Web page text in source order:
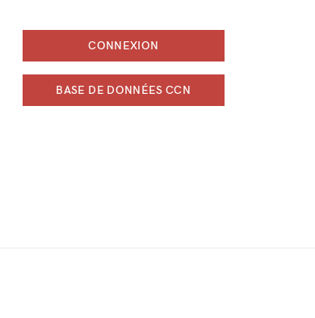
CONNEXION
BASE DE DONNÉES CCN